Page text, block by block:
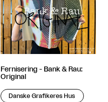
Fernisering - Bank & Rau:
Original
Danske Grafikeres Hus